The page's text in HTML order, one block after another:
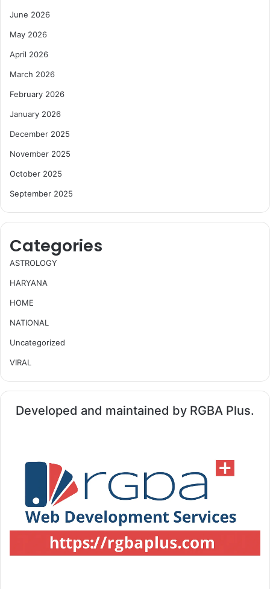
June 2026
May 2026
April 2026
March 2026
February 2026
January 2026
December 2025
November 2025
October 2025
September 2025
Categories
ASTROLOGY
HARYANA
HOME
NATIONAL
Uncategorized
VIRAL
Developed and maintained by RGBA Plus.